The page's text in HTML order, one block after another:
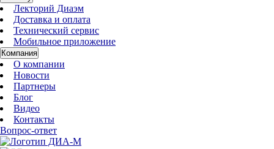
Лекторий Диаэм
Доставка и оплата
Технический сервис
Мобильное приложение
Компания
О компании
Новости
Партнеры
Блог
Видео
Контакты
Вопрос-ответ